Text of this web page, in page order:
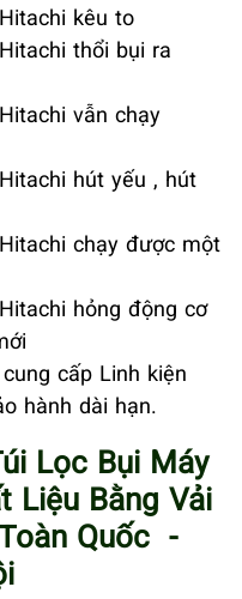
kêu to
thổi bụi ra
vẫn chạy
hút yếu , hút
chạy được một
hỏng động cơ
cấp Linh kiện
hành dài hạn.
Lọc Bụi Máy
Liệu Bằng Vải
Quốc -